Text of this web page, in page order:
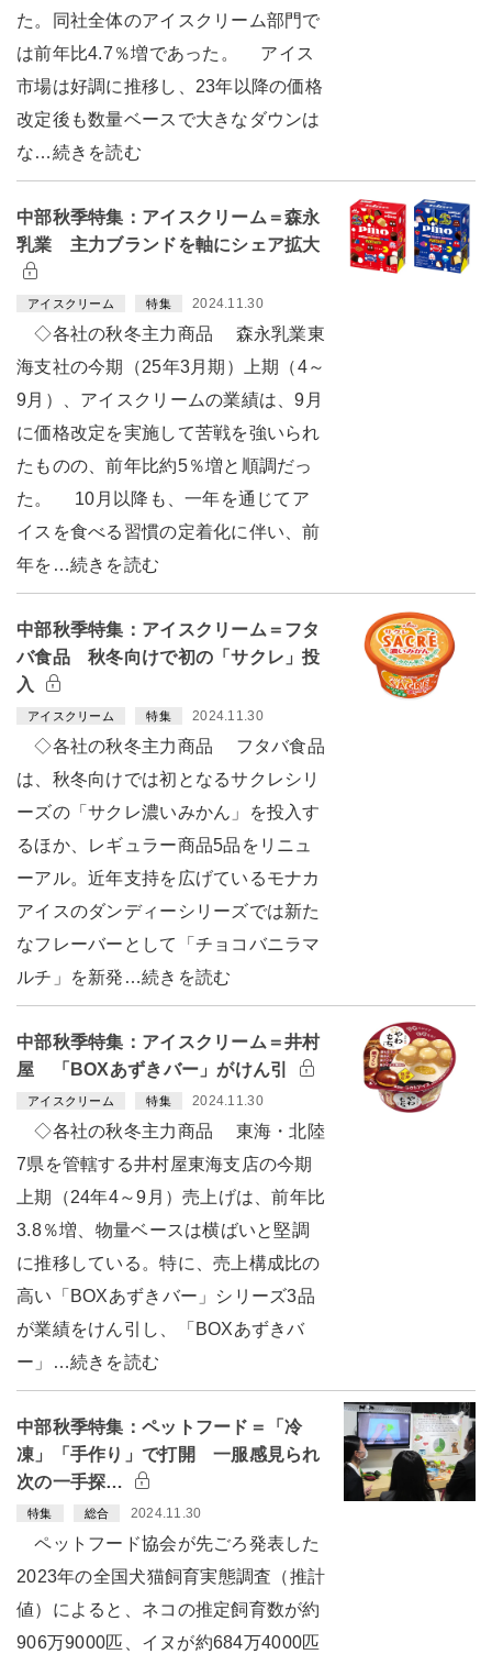
た。同社全体のアイスクリーム部門で
は前年比4.7％増であった。 アイス
市場は好調に推移し、23年以降の価格
改定後も数量ベースで大きなダウンは
な…続きを読む
中部秋季特集：アイスクリーム＝森永
乳業 主力ブランドを軸にシェア拡大
アイスクリーム 特集 2024.11.30
◇各社の秋冬主力商品 森永乳業東
海支社の今期（25年3月期）上期（4～
9月）、アイスクリームの業績は、9月
に価格改定を実施して苦戦を強いられ
たものの、前年比約5％増と順調だっ
た。 10月以降も、一年を通じてア
イスを食べる習慣の定着化に伴い、前
年を…続きを読む
中部秋季特集：アイスクリーム＝フタ
バ食品 秋冬向けで初の「サクレ」投
入
アイスクリーム 特集 2024.11.30
◇各社の秋冬主力商品 フタバ食品
は、秋冬向けでは初となるサクレシリ
ーズの「サクレ濃いみかん」を投入す
るほか、レギュラー商品5品をリニュ
ーアル。近年支持を広げているモナカ
アイスのダンディーシリーズでは新た
なフレーバーとして「チョコバニラマ
ルチ」を新発…続きを読む
中部秋季特集：アイスクリーム＝井村
屋 「BOXあずきバー」がけん引
アイスクリーム 特集 2024.11.30
◇各社の秋冬主力商品 東海・北陸
7県を管轄する井村屋東海支店の今期
上期（24年4～9月）売上げは、前年比
3.8％増、物量ベースは横ばいと堅調
に推移している。特に、売上構成比の
高い「BOXあずきバー」シリーズ3品
が業績をけん引し、「BOXあずきバ
ー」…続きを読む
中部秋季特集：ペットフード＝「冷
凍」「手作り」で打開 一服感見られ
次の一手探…
特集 総合 2024.11.30
ペットフード協会が先ごろ発表した
2023年の全国犬猫飼育実態調査（推計
値）によると、ネコの推定飼育数が約
906万9000匹、イヌが約684万4000匹